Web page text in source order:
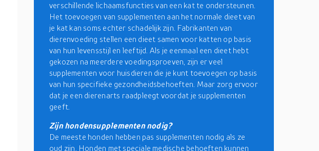
verschillende lichaamsfuncties van een kat te ondersteunen.
Het toevoegen van supplementen aan het normale dieet van
je kat kan soms echter schadelijk zijn. Fabrikanten van
dierenvoeding stellen een dieet samen voor katten op basis
van hun levensstijl en leeftijd. Als je eenmaal een dieet hebt
gekozen na meerdere voedingsproeven, zijn er veel
supplementen voor huisdieren die je kunt toevoegen op basis
van hun specifieke gezondheidsbehoeften. Maar zorg ervoor
dat je een dierenarts raadpleegt voordat je supplementen
geeft.
Zijn hondensupplementen nodig?
De meeste honden hebben pas supplementen nodig als ze
oud zijn. Honden met speciale medische behoeften kunnen